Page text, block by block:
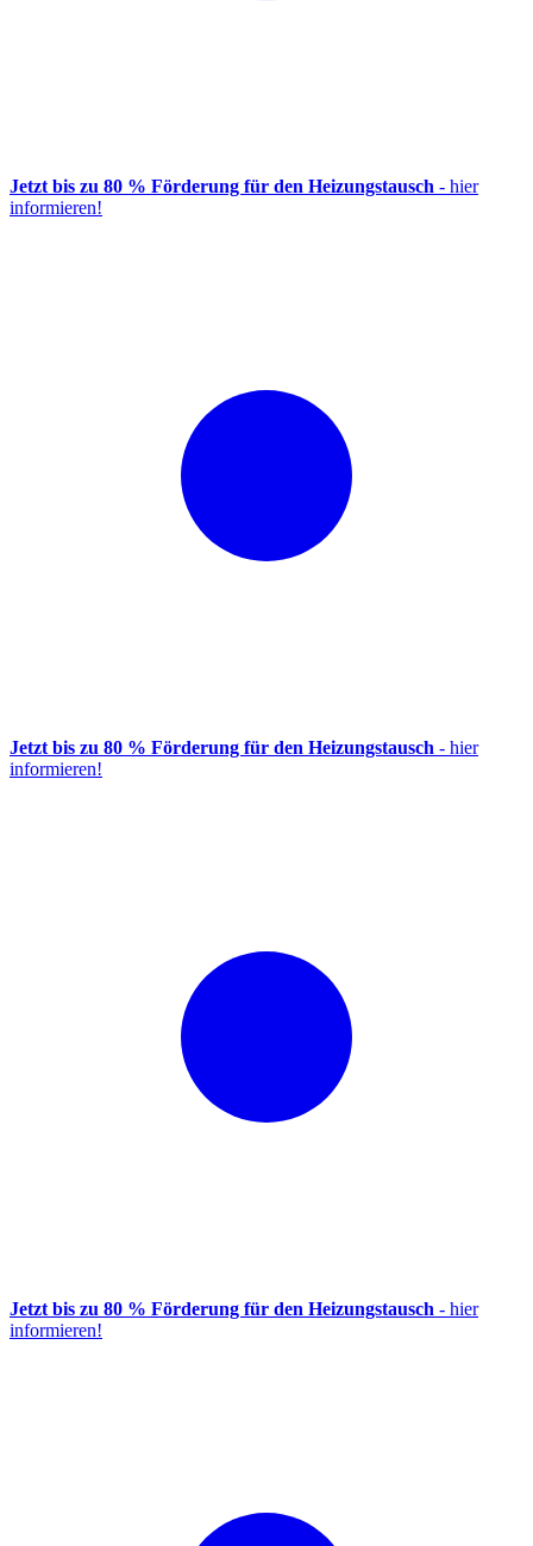
Jetzt bis zu 80 % Förderung für den Heizungstausch - hier
informieren!
Jetzt bis zu 80 % Förderung für den Heizungstausch - hier
informieren!
Jetzt bis zu 80 % Förderung für den Heizungstausch - hier
informieren!